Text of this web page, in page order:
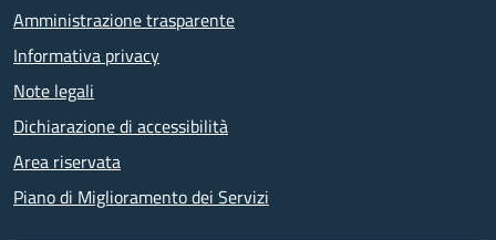
Amministrazione trasparente
Informativa privacy
Note legali
Dichiarazione di accessibilità
Area riservata
Piano di Miglioramento dei Servizi